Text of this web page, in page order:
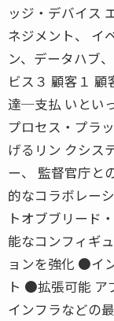
ッジ・デバイス
ネジメント、 イ
ン、データハブ
ビス３ 顧客１
達─支払 いとい
プロセス・プラ
げるリン クシス
ー、 監督官庁と
的なコラボレー
トオブブリード
能なコンフィギ
ョンを強化 ●イ
ト ●拡張可能 ア
インフラなどの